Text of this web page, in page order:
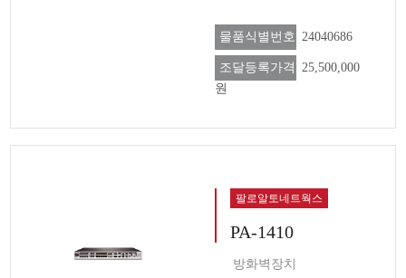
물품식별번호 24040686
조달등록가격
25,500,000
원
팔로알토네트웍스
PA-1410
방화벽장치